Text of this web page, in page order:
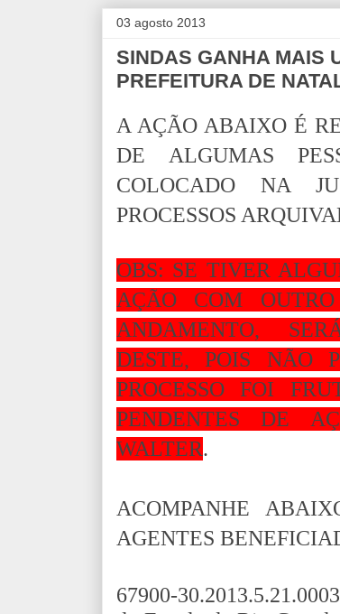
03 agosto 2013
SINDAS GANHA MAIS
PREFEITURA DE
A AÇÃO ABAIXO É
DE ALGUMAS
COLOCADO NA
PROCESSOS
OBS: SE TIVER
AÇÃO COM
ANDAMENTO,
DESTE, POIS NÃO
PROCESSO FOI
PENDENTES DE
WALTER.
ACOMPANHE
AGENTES
67900-